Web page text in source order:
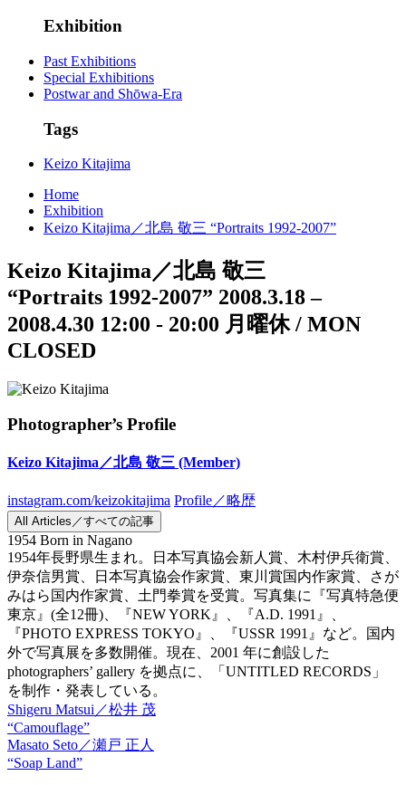
Exhibition
Past Exhibitions
Special Exhibitions
Postwar and Shōwa-Era
Tags
Keizo Kitajima
Home
Exhibition
Keizo Kitajima／北島 敬三 “Portraits 1992-2007”
Keizo Kitajima／北島 敬三
“Portraits 1992-2007” 2008.3.18 –
2008.4.30 12:00 - 20:00 月曜休 / MON
CLOSED
Photographer’s Profile
Keizo Kitajima／北島 敬三 (Member)
instagram.com/keizokitajima Profile／略歴
All Articles／すべての記事
1954 Born in Nagano
1954年長野県生まれ。日本写真協会新人賞、木村伊兵衛賞、
伊奈信男賞、日本写真協会作家賞、東川賞国内作家賞、さが
みはら国内作家賞、土門拳賞を受賞。写真集に『写真特急便
東京』(全12冊)、『NEW YORK』、『A.D. 1991』、
『PHOTO EXPRESS TOKYO』、『USSR 1991』など。国内
外で写真展を多数開催。現在、2001 年に創設した
photographers’ gallery を拠点に、「UNTITLED RECORDS」
を制作・発表している。
Shigeru Matsui／松井 茂
“Camouflage”
Masato Seto／瀬戸 正人
“Soap Land”